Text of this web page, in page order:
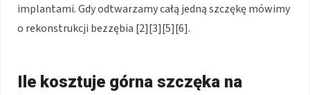
implantami. Gdy odtwarzamy całą jedną szczękę mówimy
o rekonstrukcji bezzębia [2][3][5][6].
Ile kosztuje górna szczęka na